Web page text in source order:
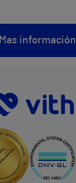
Mas información